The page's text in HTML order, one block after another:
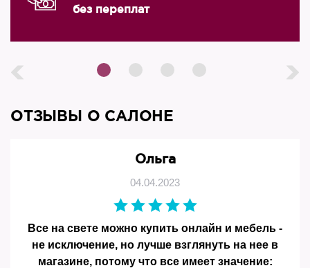
без переплат
ОТЗЫВЫ О САЛОНЕ
Ольга
04.04.2023
Все на свете можно купить онлайн и мебель -
не исключение, но лучше взглянуть на нее в
магазине, потому что все имеет значение: